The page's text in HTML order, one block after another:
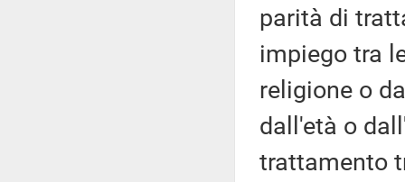
parità di
impiego tra
religione o
dall'età o
trattamento